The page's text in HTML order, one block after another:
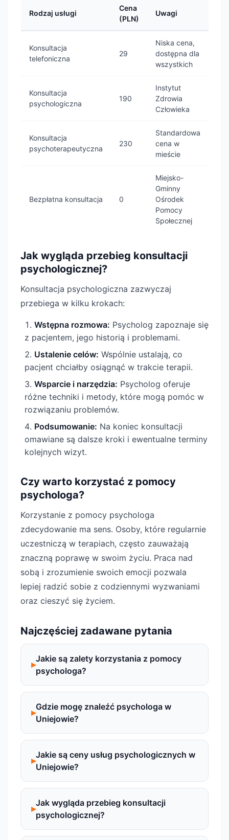
Rodzaj usługi
Cena
(PLN)
Uwagi
Konsultacja
telefoniczna
29
Niska cena,
dostępna dla
wszystkich
Konsultacja
psychologiczna
190
Instytut
Zdrowia
Człowieka
Konsultacja
psychoterapeutyczna
230
Standardowa
cena w
mieście
Bezpłatna konsultacja 0
Miejsko-
Gminny
Ośrodek
Pomocy
Społecznej
Jak wygląda przebieg konsultacji
psychologicznej?
Konsultacja psychologiczna zazwyczaj
przebiega w kilku krokach:
Wstępna rozmowa: Psycholog zapoznaje się
z pacjentem, jego historią i problemami.
Ustalenie celów: Wspólnie ustalają, co
pacjent chciałby osiągnąć w trakcie terapii.
Wsparcie i narzędzia: Psycholog oferuje
różne techniki i metody, które mogą pomóc w
rozwiązaniu problemów.
Podsumowanie: Na koniec konsultacji
omawiane są dalsze kroki i ewentualne terminy
kolejnych wizyt.
Czy warto korzystać z pomocy
psychologa?
Korzystanie z pomocy psychologa
zdecydowanie ma sens. Osoby, które regularnie
uczestniczą w terapiach, często zauważają
znaczną poprawę w swoim życiu. Praca nad
sobą i zrozumienie swoich emocji pozwala
lepiej radzić sobie z codziennymi wyzwaniami
oraz cieszyć się życiem.
Najczęściej zadawane pytania
Jakie są zalety korzystania z pomocy
psychologa?
Gdzie mogę znaleźć psychologa w
Uniejowie?
Jakie są ceny usług psychologicznych w
Uniejowie?
Jak wygląda przebieg konsultacji
psychologicznej?